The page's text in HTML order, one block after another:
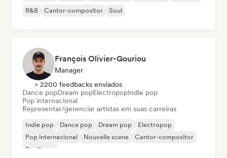
R&B
Cantor-compositor Soul
François Olivier-Gouriou
Manager
> 2200 feedbacks enviados
Dance popDream popElectropopIndie pop
Pop internacional
Representar/gerenciar artistas em suas carreiras
Indie pop Dance pop Dream pop
Electropop
Pop internacional
Nouvelle scene
Cantor-compositor
Synthpop